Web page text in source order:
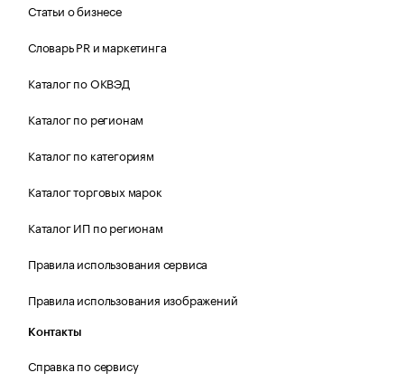
Статьи о бизнесе
Словарь PR и маркетинга
Каталог по ОКВЭД
Каталог по регионам
Каталог по категориям
Каталог торговых марок
Каталог ИП по регионам
Правила использования сервиса
Правила использования изображений
Контакты
Справка по сервису